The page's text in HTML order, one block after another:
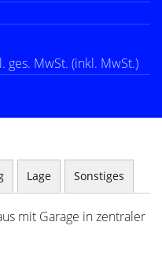
ges. MwSt. (inkl. MwSt.)
Lage Sonstiges
mit Garage in zentraler